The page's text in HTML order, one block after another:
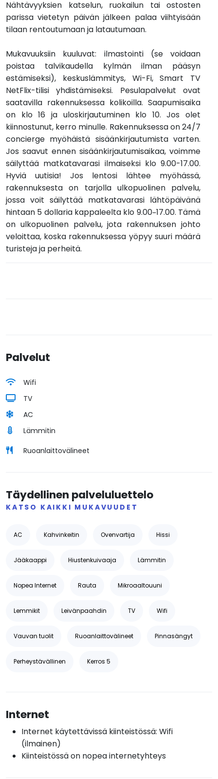
Nähtävyyksien katselun, ruokailun tai ostosten
parissa vietetyn päivän jälkeen palaa viihtyisään
tilaan rentoutumaan ja latautumaan.
Mukavuuksiin kuuluvat: ilmastointi (se voidaan
poistaa talvikaudella kylmän ilman pääsyn
estämiseksi), keskuslämmitys, Wi-Fi, Smart TV
NetFlix-tilisi yhdistämiseksi. Pesulapalvelut ovat
saatavilla rakennuksessa kolikoilla. Saapumisaika
on klo 16 ja uloskirjautuminen klo 10. Jos olet
kiinnostunut, kerro minulle. Rakennuksessa on 24/7
concierge myöhäistä sisäänkirjautumista varten.
Jos saavut ennen sisäänkirjautumisaikaa, voimme
säilyttää matkatavarasi ilmaiseksi klo 9.00-17.00.
Hyviä uutisia! Jos lentosi lähtee myöhässä,
rakennuksesta on tarjolla ulkopuolinen palvelu,
jossa voit säilyttää matkatavarasi lähtöpäivänä
hintaan 5 dollaria kappaleelta klo 9.00–17.00. Tämä
on ulkopuolinen palvelu, jota rakennuksen johto
veloittaa, koska rakennuksessa yöpyy suuri määrä
turisteja ja perheitä.
Palvelut
Wifi
TV
AC
Lämmitin
Ruoanlaittovälineet
Täydellinen palveluluettelo
KATSO KAIKKI MUKAVUUDET
AC Kahvinkeitin Ovenvartija Hissi
Jääkaappi Hiustenkuivaaja Lämmitin
Nopea Internet Rauta Mikroaaltouuni
Lemmikit Leivänpaahdin TV Wifi
Vauvan tuolit Ruoanlaittovälineet Pinnasängyt
Perheystävällinen Kerros 5
Internet
Internet käytettävissä kiinteistössä: Wifi
(ilmainen)
Kiinteistössä on nopea internetyhteys